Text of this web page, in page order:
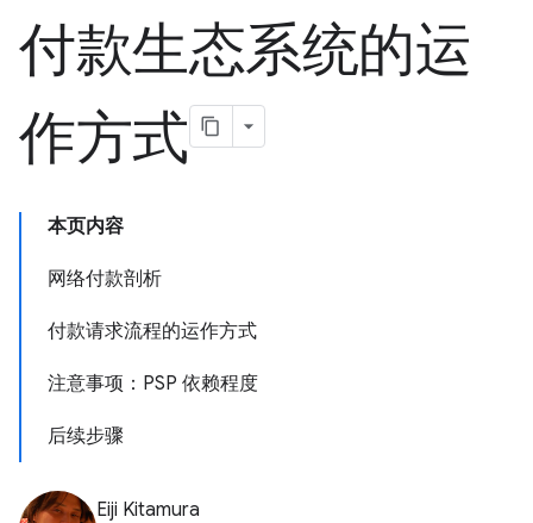
付款生态系统的运
作方式
本页内容
网络付款剖析
付款请求流程的运作方式
注意事项：PSP 依赖程度
后续步骤
Eiji Kitamura